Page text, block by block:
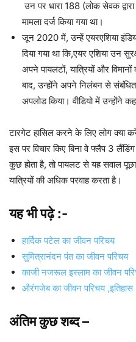
उन पर धारा 188 (लोक सेवक
मामला दर्ज किया गया था।
जून 2020 में, उन्हें एयरएशिया
दिया गया था कि,एयर एशिया उन
अपने पायलटों, यात्रियों और
बाद, उन्होंने अपने निलंबन से
अपलोड किया। वीडियो में उन्होंने
टारगेट हासिल करने के लिए लोग क्या
इस पर विचार किए बिना वे फ्लैप 3
कुछ होता है, तो पायलट से यह सवाल
यात्रियों की अधिक परवाह करता है।
यह भी पढ़े :-
हार्दिक पटेल का जीवन परिचय
सुमित्रानंदन पंत का जीवन परिचय
काजी नजरूल इस्लाम का जीवन
औरंगजेब का जीवन परिचय ,इतिहास
अंतिम कुछ शब्द –